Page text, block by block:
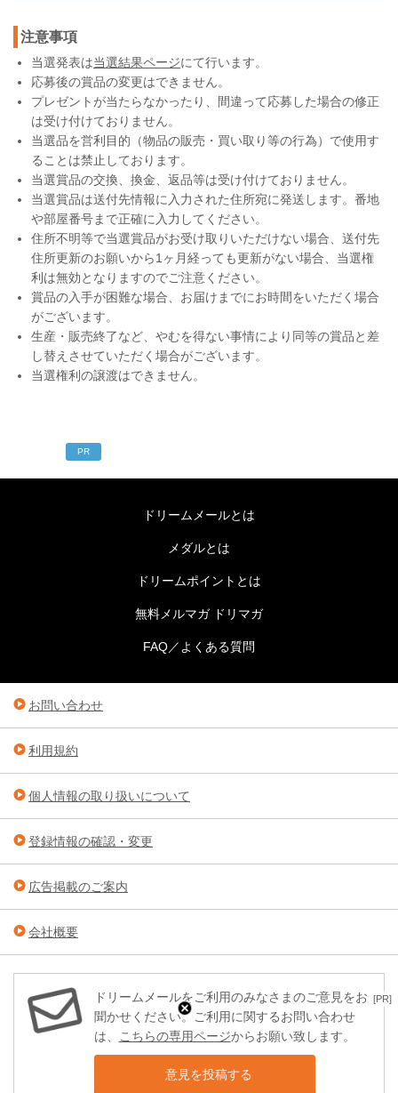
注意事項
当選発表は当選結果ページにて行います。
応募後の賞品の変更はできません。
プレゼントが当たらなかったり、間違って応募した場合の修正
は受け付けておりません。
当選品を営利目的（物品の販売・買い取り等の行為）で使用す
ることは禁止しております。
当選賞品の交換、換金、返品等は受け付けておりません。
当選賞品は送付先情報に入力された住所宛に発送します。番地
や部屋番号まで正確に入力してください。
住所不明等で当選賞品がお受け取りいただけない場合、送付先
住所更新のお願いから1ヶ月経っても更新がない場合、当選権
利は無効となりますのでご注意ください。
賞品の入手が困難な場合、お届けまでにお時間をいただく場合
がございます。
生産・販売終了など、やむを得ない事情により同等の賞品と差
し替えさせていただく場合がございます。
当選権利の譲渡はできません。
[PR]
PR
ドリームメールとは
メダルとは
ドリームポイントとは
無料メルマガ ドリマガ
FAQ／よくある質問
お問い合わせ
利用規約
個人情報の取り扱いについて
登録情報の確認・変更
広告掲載のご案内
会社概要
ドリームメールをご利用のみなさまのご意見をお
聞かせください。ご利用に関するお問い合わせ
は、
こちらの専用ページからお願い致します。
意見を投稿する